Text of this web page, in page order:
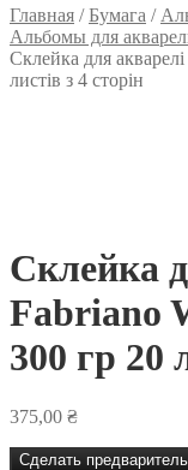
Главная /Бумага /
Альбомы для
Склейка для
листів з 4 сторін
Склейка
Fabriano
300 гр 20
375,00 ₴
Сделать